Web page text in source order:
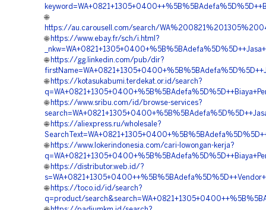
🌐
https://au.carousell.com/search/
🌐 https://www.ebay.fr/sch/i.html?
🌐 https://gg.linkedin.com/pub/dir?
🌐 https://kotasukabumi.terdekat.or.id/search?
🌐 https://www.sribu.com/id/browse-services?
🌐 https://aliexpress.ru/wholesale?
🌐 https://www.lokerindonesia.com/cari-lowongan-kerja?
🌐 https://distributor.web.id/?
🌐 https://toco.id/id/search?
q=product/